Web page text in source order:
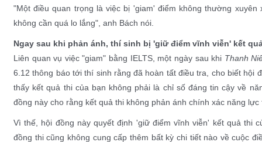
"Một điều quan trọng là việc bị 'giam' điểm không thường
không cần quá lo lắng", anh Bách nói.
Ngay sau khi phản ánh, thí sinh bị 'giữ điểm vĩnh viễn' kết
Liên quan vụ việc "giam" bằng IELTS, một ngày sau khi Thanh
6.12 thông báo tới thí sinh rằng đã hoàn tất điều tra, cho biết hội
thấy kết quả thi của bạn không phải là chỉ số đáng tin cậy về
đồng này cho rằng kết quả thi không phản ánh chính xác năng lực
Vì thế, hội đồng này quyết định 'giữ điểm vĩnh viễn' kết quả thi
đồng thi cũng không cung cấp thêm bất kỳ chi tiết nào về cuộc